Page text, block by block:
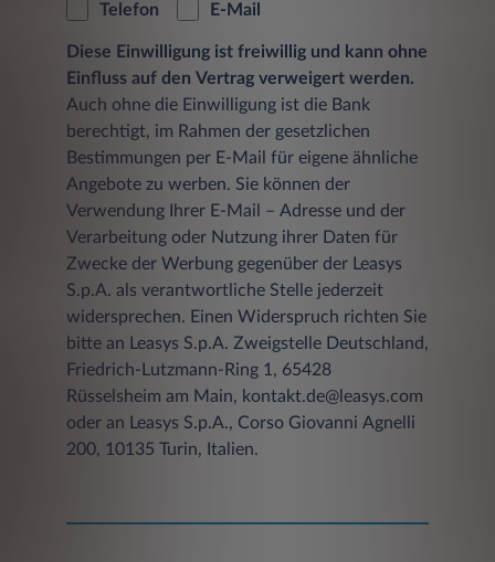
Telefon E-Mail
Diese Einwilligung ist freiwillig und kann ohne
Einfluss auf den Vertrag verweigert werden.
Auch ohne die Einwilligung ist die Bank
berechtigt, im Rahmen der gesetzlichen
Bestimmungen per E-Mail für eigene ähnliche
Angebote zu werben. Sie können der
Verwendung Ihrer E-Mail – Adresse und der
Verarbeitung oder Nutzung ihrer Daten für
Zwecke der Werbung gegenüber der Leasys
S.p.A. als verantwortliche Stelle jederzeit
widersprechen. Einen Widerspruch richten Sie
bitte an Leasys S.p.A. Zweigstelle Deutschland,
Friedrich-Lutzmann-Ring 1, 65428
Rüsselsheim am Main, kontakt.de@leasys.com
oder an Leasys S.p.A., Corso Giovanni Agnelli
200, 10135 Turin, Italien.